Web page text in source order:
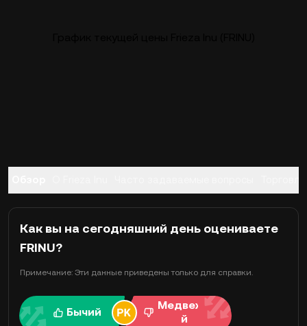
Как вы на сегодняшний день оцениваете
FRINU?
Примечание: Эти данные приведены только для справки.
Бычий
Медвежи
й